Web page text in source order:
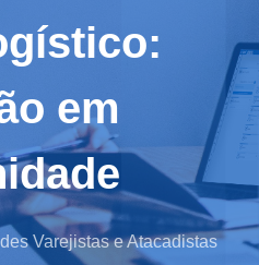
em
Varejistas e Atacadistas